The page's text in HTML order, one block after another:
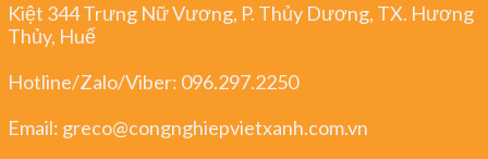
Kiệt 344 Trưng Nữ Vương, P. Thủy Dương, TX. Hương
Thủy, Huế
Hotline/Zalo/Viber: 096.297.2250
Email: greco@congnghiepvietxanh.com.vn